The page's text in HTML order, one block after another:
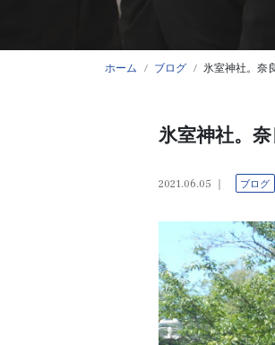
ホーム ブログ 氷室神社。奈
氷室神社。
2021.06.05 ブログ